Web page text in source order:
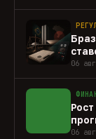
06 авг
capex
06 авг